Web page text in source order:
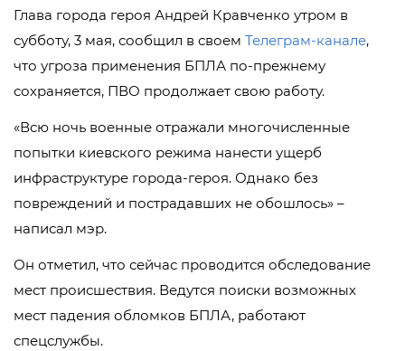
Глава города героя Андрей Кравченко утром в
субботу, 3 мая, сообщил в своем Телеграм-канале,
что угроза применения БПЛА по-прежнему
сохраняется, ПВО продолжает свою работу.
«Всю ночь военные отражали многочисленные
попытки киевского режима нанести ущерб
инфраструктуре города-героя. Однако без
повреждений и пострадавших не обошлось» –
написал мэр.
Он отметил, что сейчас проводится обследование
мест происшествия. Ведутся поиски возможных
мест падения обломков БПЛА, работают
спецслужбы.